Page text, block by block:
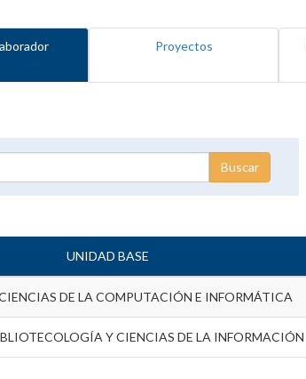
Proyectos
UNIDAD BASE
DE LA COMPUTACIÓN E INFORMÁTICA
Y CIENCIAS DE LA INFORMACIÓN